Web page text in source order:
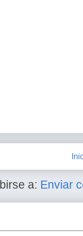
a: Enviar